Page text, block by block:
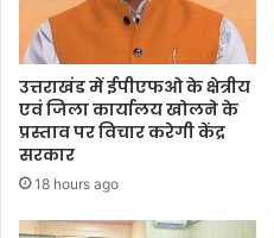
उत्तराखंड में ईपीएफओ के क्षेत्रीय
एवं जिला कार्यालय खोलने के
प्रस्ताव पर विचार करेगी केंद्र
सरकार
18 hours ago